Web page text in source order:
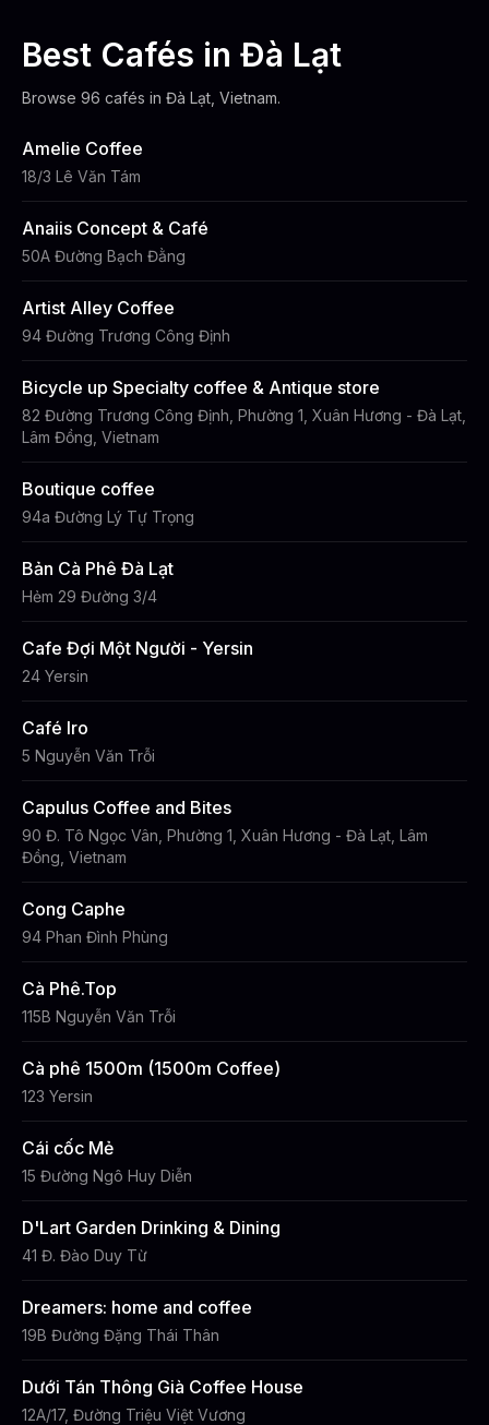
Best Cafés in Đà Lạt
Browse 96 cafés in Đà Lạt, Vietnam.
Amelie Coffee
18/3 Lê Văn Tám
Anaiis Concept & Café
50A Đường Bạch Đằng
Artist Alley Coffee
94 Đường Trương Công Định
Bicycle up Specialty coffee & Antique store
82 Đường Trương Công Định, Phường 1, Xuân Hương - Đà Lạt,
Lâm Đồng, Vietnam
Boutique coffee
94a Đường Lý Tự Trọng
Bản Cà Phê Đà Lạt
Hẻm 29 Đường 3/4
Cafe Đợi Một Người - Yersin
24 Yersin
Café Iro
5 Nguyễn Văn Trỗi
Capulus Coffee and Bites
90 Đ. Tô Ngọc Vân, Phường 1, Xuân Hương - Đà Lạt, Lâm
Đồng, Vietnam
Cong Caphe
94 Phan Đình Phùng
Cà Phê.Top
115B Nguyễn Văn Trỗi
Cà phê 1500m (1500m Coffee)
123 Yersin
Cái cốc Mẻ
15 Đường Ngô Huy Diễn
D'Lart Garden Drinking & Dining
41 Đ. Đào Duy Từ
Dreamers: home and coffee
19B Đường Đặng Thái Thân
Dưới Tán Thông Già Coffee House
12A/17, Đường Triệu Việt Vương